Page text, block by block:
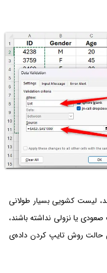
لیست کشویی بسیار طولانی
یا نزولی نداشته باشند،
حالت روش تایپ کردن داده‌ی